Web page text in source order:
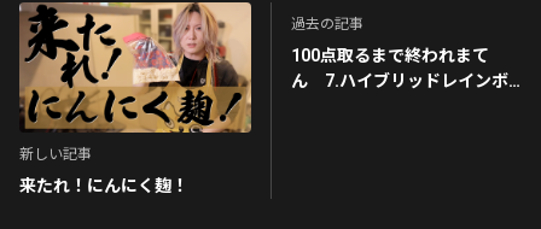
新しい記事
来たれ！にんにく麹！
過去の記事
100点取るまで終われまて
ん 7.ハイブリッドレインボ